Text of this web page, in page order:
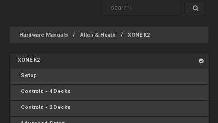
Hardware Manuals Allen & Heath XONE K2
XONE K2
Setup
Controls - 4 Decks
Controls - 2 Decks